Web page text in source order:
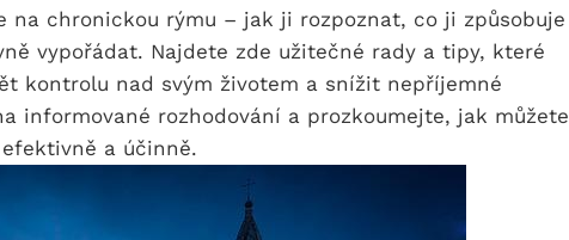
na chronickou rýmu – jak ji rozpoznat, co ji způsobuje
vypořádat. Najdete zde užitečné rady a tipy, které
kontrolu nad svým životem a snížit nepříjemné
informované rozhodování a prozkoumejte, jak můžete
a účinně.